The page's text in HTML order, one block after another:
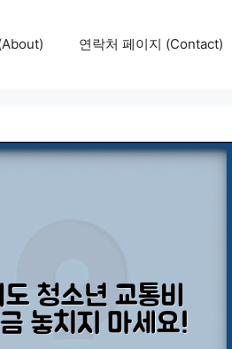
연락처 페이지 (Contact)